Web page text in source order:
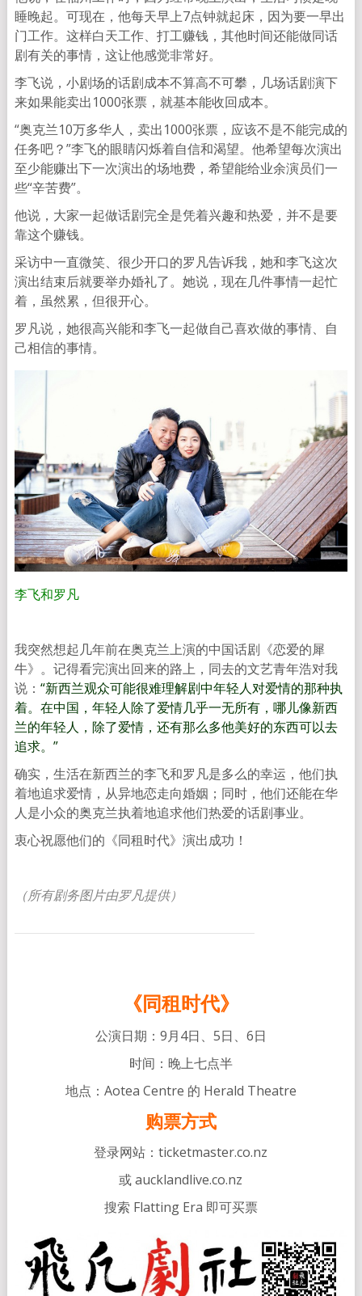
睡晚起。可现在，他每天早上7点钟就起床，因为要一早出
门工作。这样白天工作、打工赚钱，其他时间还能做同话
剧有关的事情，这让他感觉非常好。
李飞说，小剧场的话剧成本不算高不可攀，几场话剧演下
来如果能卖出1000张票，就基本能收回成本。
“奥克兰10万多华人，卖出1000张票，应该不是不能完成的
任务吧？”李飞的眼睛闪烁着自信和渴望。他希望每次演出
至少能赚出下一次演出的场地费，希望能给业余演员们一
些“辛苦费”。
他说，大家一起做话剧完全是凭着兴趣和热爱，并不是要
靠这个赚钱。
采访中一直微笑、很少开口的罗凡告诉我，她和李飞这次
演出结束后就要举办婚礼了。她说，现在几件事情一起忙
着，虽然累，但很开心。
罗凡说，她很高兴能和李飞一起做自己喜欢做的事情、自
己相信的事情。
李飞和罗凡
我突然想起几年前在奥克兰上演的中国话剧《恋爱的犀
牛》。记得看完演出回来的路上，同去的文艺青年浩对我
说： “新西兰观众可能很难理解剧中年轻人对爱情的那种执
着。在中国，年轻人除了爱情几乎一无所有，哪儿像新西
兰的年轻人，除了爱情，还有那么多他美好的东西可以去
追求。”
确实，生活在新西兰的李飞和罗凡是多么的幸运，他们执
着地追求爱情，从异地恋走向婚姻；同时，他们还能在华
人是小众的奥克兰执着地追求他们热爱的话剧事业。
衷心祝愿他们的《同租时代》演出成功！
（所有剧务图片由罗凡提供）
《同租时代》
公演日期：9月4日、5日、6日
时间：晚上七点半
地点：Aotea Centre 的 Herald Theatre
购票方式
登录网站：ticketmaster.co.nz
或 aucklandlive.co.nz
搜索 Flatting Era 即可买票